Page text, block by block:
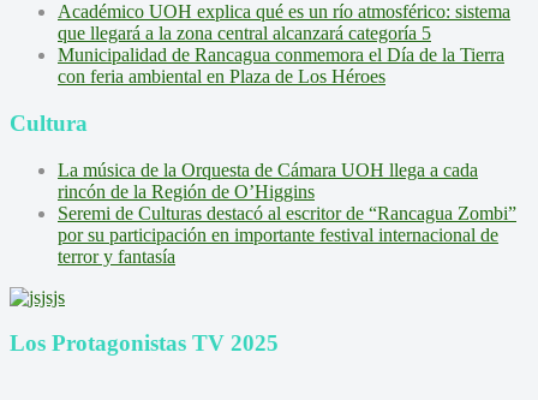
Académico UOH explica qué es un río atmosférico: sistema
que llegará a la zona central alcanzará categoría 5
Municipalidad de Rancagua conmemora el Día de la Tierra
con feria ambiental en Plaza de Los Héroes
Cultura
La música de la Orquesta de Cámara UOH llega a cada
rincón de la Región de O’Higgins
Seremi de Culturas destacó al escritor de “Rancagua Zombi”
por su participación en importante festival internacional de
terror y fantasía
Los Protagonistas TV 2025